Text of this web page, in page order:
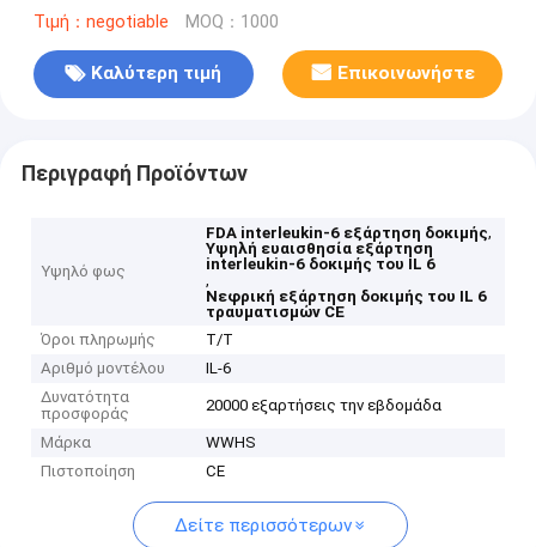
ανθρώπινο ολόκληρο στο αίμα
Τιμή：negotiable MOQ：1000
Καλύτερη τιμή Επικοινωνήστε
Περιγραφή Προϊόντων
Υψηλό φως
FDA interleukin-6 εξάρτηση δοκιμής,
Υψηλή ευαισθησία εξάρτηση
interleukin-6 δοκιμής του IL 6
,
Νεφρική εξάρτηση δοκιμής του IL 6
τραυματισμών CE
Όροι πληρωμής
T/T
Αριθμό μοντέλου
IL-6
Δυνατότητα
προσφοράς
20000 εξαρτήσεις την εβδομάδα
Μάρκα
WWHS
Πιστοποίηση
CE
Δείτε περισσότερων